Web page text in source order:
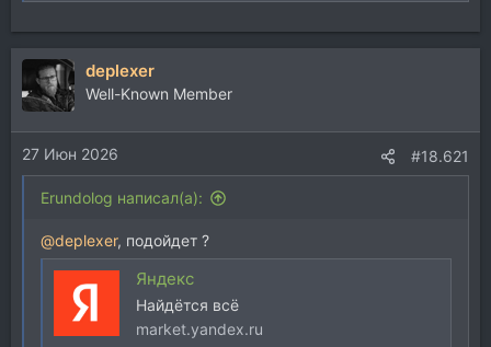
deplexer
Well-Known Member
27 Июн 2026 #18.621
Erundolog написал(а):
@deplexer, подойдет ?
Яндекс
Найдётся всё
market.yandex.ru